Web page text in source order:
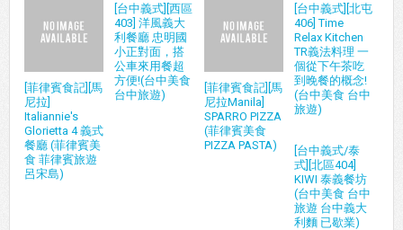
[菲律賓食記][馬
尼拉]
Italiannie's
Glorietta 4 義式
餐廳 (菲律賓美
食 菲律賓旅遊
呂宋島)
[台中義式][西區
403] 洋風義大
利餐廳 忠明國
小正對面，搭
公車來用餐超
方便!(台中美食
台中旅遊)
[菲律賓食記][馬
尼拉Manila]
SPARRO PIZZA
(菲律賓美食
PIZZA PASTA)
[台中義式][北屯
406] Time
Relax Kitchen
TR義法料理 一
個從下午茶吃
到晚餐的概念!
(台中美食 台中
旅遊)
[台中義式/泰
式][北區404]
KIWI 泰義餐坊
(台中美食 台中
旅遊 台中義大
利麵 已歇業)